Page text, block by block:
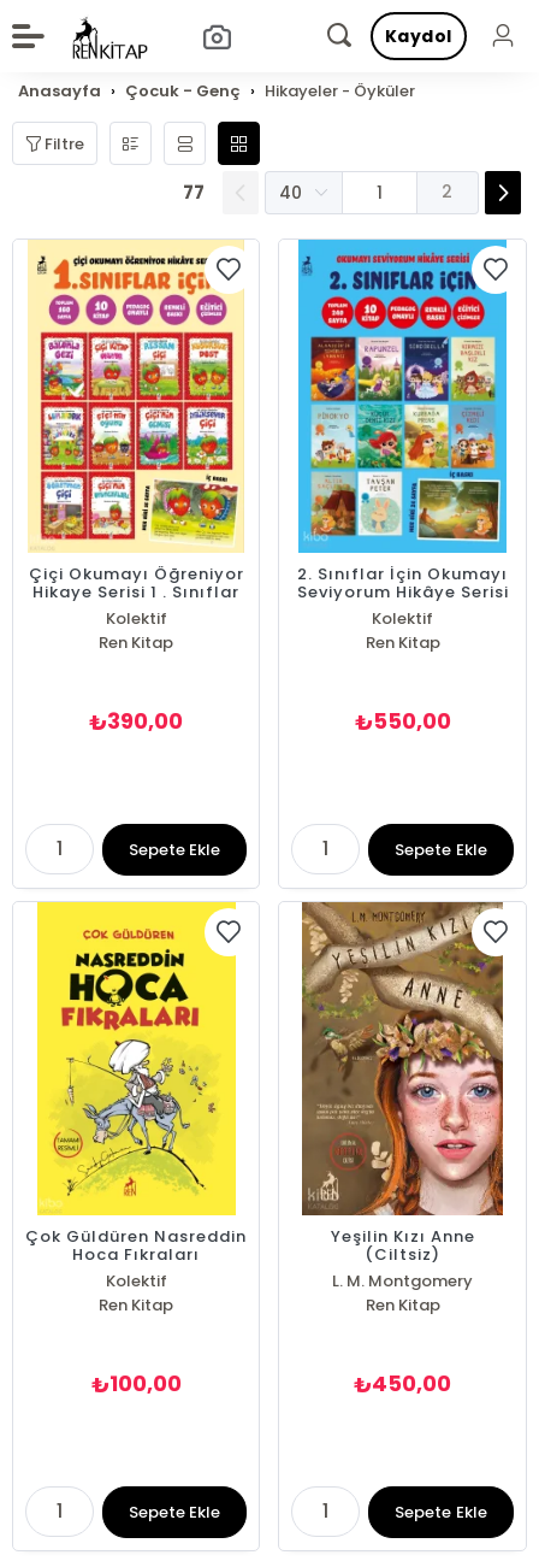
Kaydol
Anasayfa Çocuk - Genç Hikayeler - Öyküler
Filtre
77 2
Çiçi Okumayı Öğreniyor
Hikaye Serisi 1 . Sınıflar
İçin (10 Kitap)
Kolektif
Ren Kitap
₺390,00
Sepete Ekle
2. Sınıflar İçin Okumayı
Seviyorum Hikâye Serisi
Kolektif
Ren Kitap
₺550,00
Sepete Ekle
Çok Güldüren Nasreddin
Hoca Fıkraları
Kolektif
Ren Kitap
₺100,00
Sepete Ekle
Yeşilin Kızı Anne
(Ciltsiz)
L. M. Montgomery
Ren Kitap
₺450,00
Sepete Ekle